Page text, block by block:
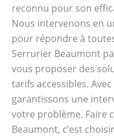
reconnu pour son
Nous intervenons en
pour répondre à
Serrurier Beaumont
vous proposer des
tarifs accessibles.
garantissons une
votre problème. Faire
Beaumont, c’est